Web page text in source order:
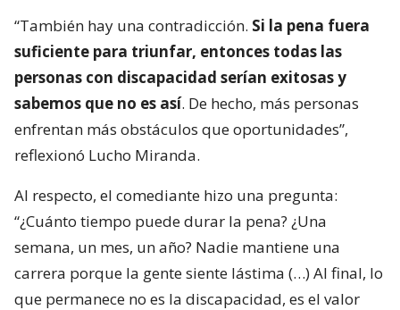
“También hay una contradicción. Si la pena fuera
suficiente para triunfar, entonces todas las
personas con discapacidad serían exitosas y
sabemos que no es así. De hecho, más personas
enfrentan más obstáculos que oportunidades”,
reflexionó Lucho Miranda.
Al respecto, el comediante hizo una pregunta:
“¿Cuánto tiempo puede durar la pena? ¿Una
semana, un mes, un año? Nadie mantiene una
carrera porque la gente siente lástima (…) Al final, lo
que permanece no es la discapacidad, es el valor